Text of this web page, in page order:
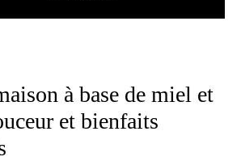
à base de miel et
et bienfaits